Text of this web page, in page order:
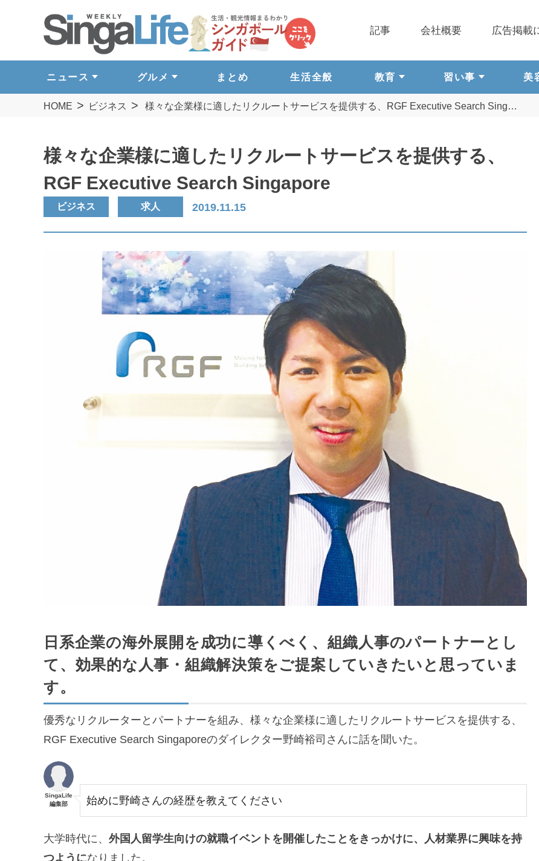
ニュース グルメ まとめ 生活全般 教育 習い事 美
記事 会社概要 広告掲載
HOME ビジネス 様々な企業様に適したリクルートサービスを提供する、RGF Executive Search Sing…
様々な企業様に適したリクルートサービスを提供する、
RGF Executive Search Singapore
ビジネス 求人 2019.11.15
日系企業の海外展開を成功に導くべく、組織人事のパートナーとし
て、効果的な人事・組織解決策をご提案していきたいと思っていま
す。
優秀なリクルーターとパートナーを組み、様々な企業様に適したリクルートサービスを提供する、
RGF Executive Search Singaporeのダイレクター野崎裕司さんに話を聞いた。
SingaLife
編集部
始めに野崎さんの経歴を教えてください
大学時代に、 外国人留学生向けの就職イベントを開催したことをきっかけに、人材業界に興味を持
つようになりました。